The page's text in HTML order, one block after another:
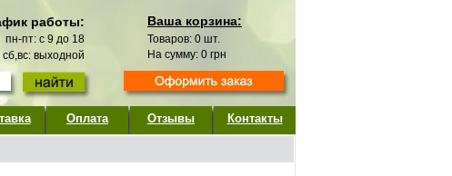
работы:
пн-пт: с 9 до 18
сб,вс: выходной
Ваша корзина:
Товаров: 0 шт.
На сумму: 0 грн
Оплата Отзывы Контакты